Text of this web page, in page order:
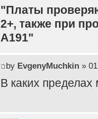
"Платы
2+, также при
A191"
by EvgenyMuchkin» 01
В каких